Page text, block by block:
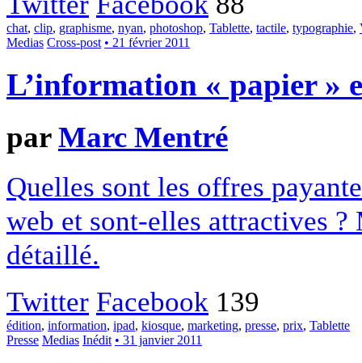
chat, clip, graphisme, nyan, photoshop, Tablette, tactile, typographie,
Medias Cross-post • 21 février 2011
L’information « papier »
parMarc Mentré
Quelles sont les offres
web et sont-elles attractives
détaillé.
Twitter Facebook 139
édition, information, ipad, kiosque, marketing, presse, prix, Tablette
Presse Medias Inédit • 31 janvier 2011